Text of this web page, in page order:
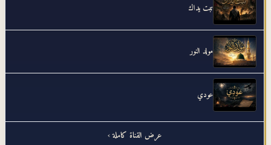
تبت يداك
مولد النور
عودي
عرض القناة كاملة ›